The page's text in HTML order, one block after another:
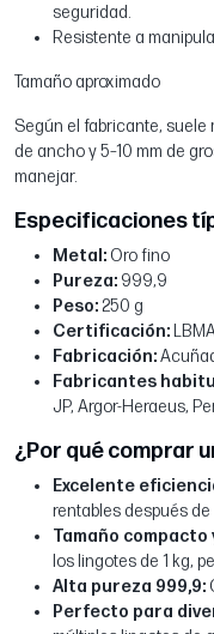
seguridad.
Resistente a
Tamaño aproximado
Según el fabricante, suele
de ancho y 5–10 mm de
manejar.
Especificaciones
Metal: Oro fino
Pureza: 999,9
Peso: 250 g
Certificación:
Fabricación:
Fabricantes
JP, Argor-Heraeus,
¿Por qué comprar
Excelente
rentables después
Tamaño compacto
los lingotes de 1 kg,
Alta pureza 999,9:
Perfecto para